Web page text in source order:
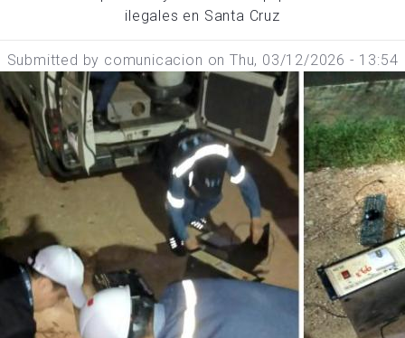
ilegales en Santa Cruz
Submitted by comunicacion on Thu, 03/12/2026 - 13:54